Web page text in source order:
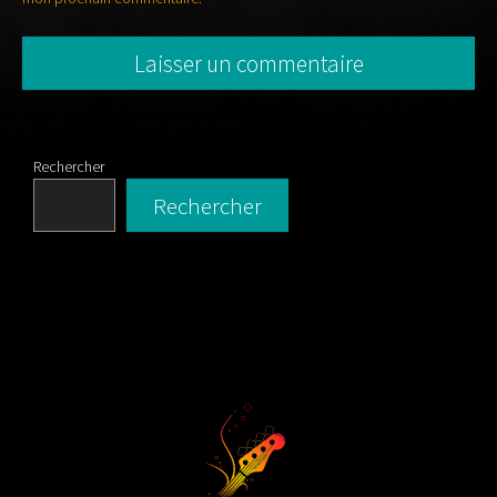
Rechercher
Rechercher